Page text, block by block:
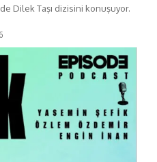
Dilek Taşı dizisini konuşuyor.